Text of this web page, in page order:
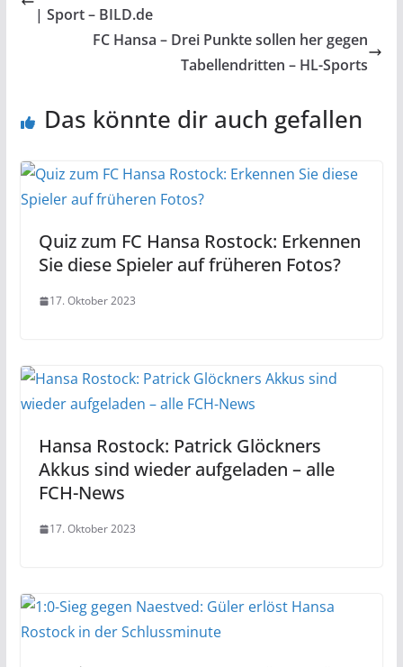
| Sport – BILD.de
FC Hansa – Drei Punkte sollen her gegen
Tabellendritten – HL-Sports
Das könnte dir auch gefallen
Quiz zum FC Hansa Rostock: Erkennen
Sie diese Spieler auf früheren Fotos?
17. Oktober 2023
Hansa Rostock: Patrick Glöckners
Akkus sind wieder aufgeladen – alle
FCH-News
17. Oktober 2023